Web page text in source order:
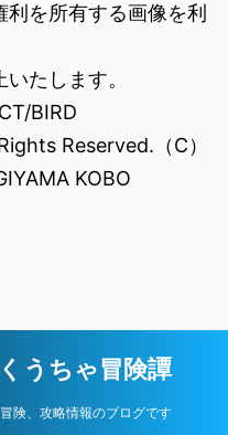
を所有する画像を利
たします。
BIRD
Reserved.（C）
KOBO
うちゃ冒険譚
険、攻略情報のブログです